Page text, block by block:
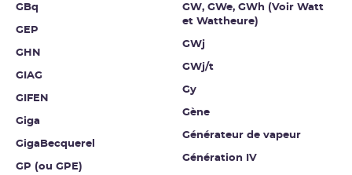
GBq
GEP
GHN
GIAG
GIFEN
Giga
GigaBecquerel
GP (ou GPE)
GW, GWe, GWh (Voir Watt
et Wattheure)
GWj
GWj/t
Gy
Gène
Générateur de vapeur
Génération IV